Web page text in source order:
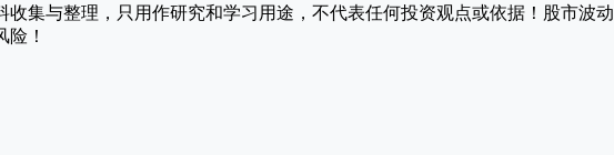
收集与整理，只用作研究和学习用途，不代表任何投资观点或依据！股市波动
！